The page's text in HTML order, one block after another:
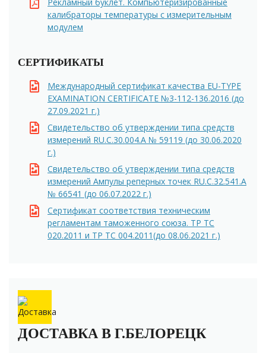
калибраторы температуры с измерительным
модулем
СЕРТИФИКАТЫ
Международный сертификат качества EU-TYPE
EXAMINATION CERTIFICATE №3-112-136.2016 (до
27.09.2021 г.)
Свидетельство об утверждении типа средств
измерений RU.C.30.004.A № 59119 (до 30.06.2020
г.)
Свидетельство об утверждении типа средств
измерений Ампулы реперных точек RU.C.32.541.A
№ 66541 (до 06.07.2022 г.)
Сертификат соответствия техническим
регламентам таможенного союза. ТР ТС
020.2011 и ТР ТС 004.2011(до 08.06.2021 г.)
ДОСТАВКА В Г.БЕЛОРЕЦК